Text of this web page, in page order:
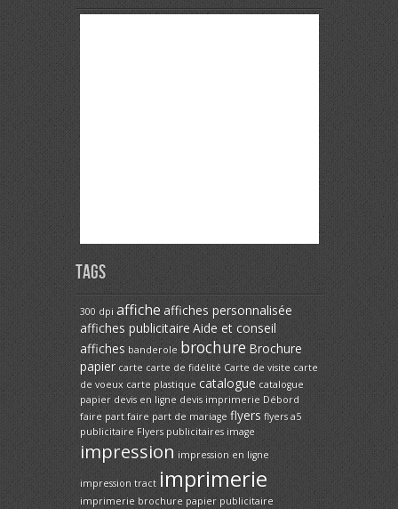
Tags
300 dpi affiche affiches personnalisée
affiches publicitaire Aide et conseil
affiches banderole brochure Brochure
papier carte carte de fidélité Carte de visite carte
de voeux carte plastique catalogue catalogue
papier devis en ligne devis imprimerie Débord
faire part faire part de mariage flyers flyers a5
publicitaire Flyers publicitaires image
impression impression en ligne
impression tract imprimerie
imprimerie brochure papier publicitaire